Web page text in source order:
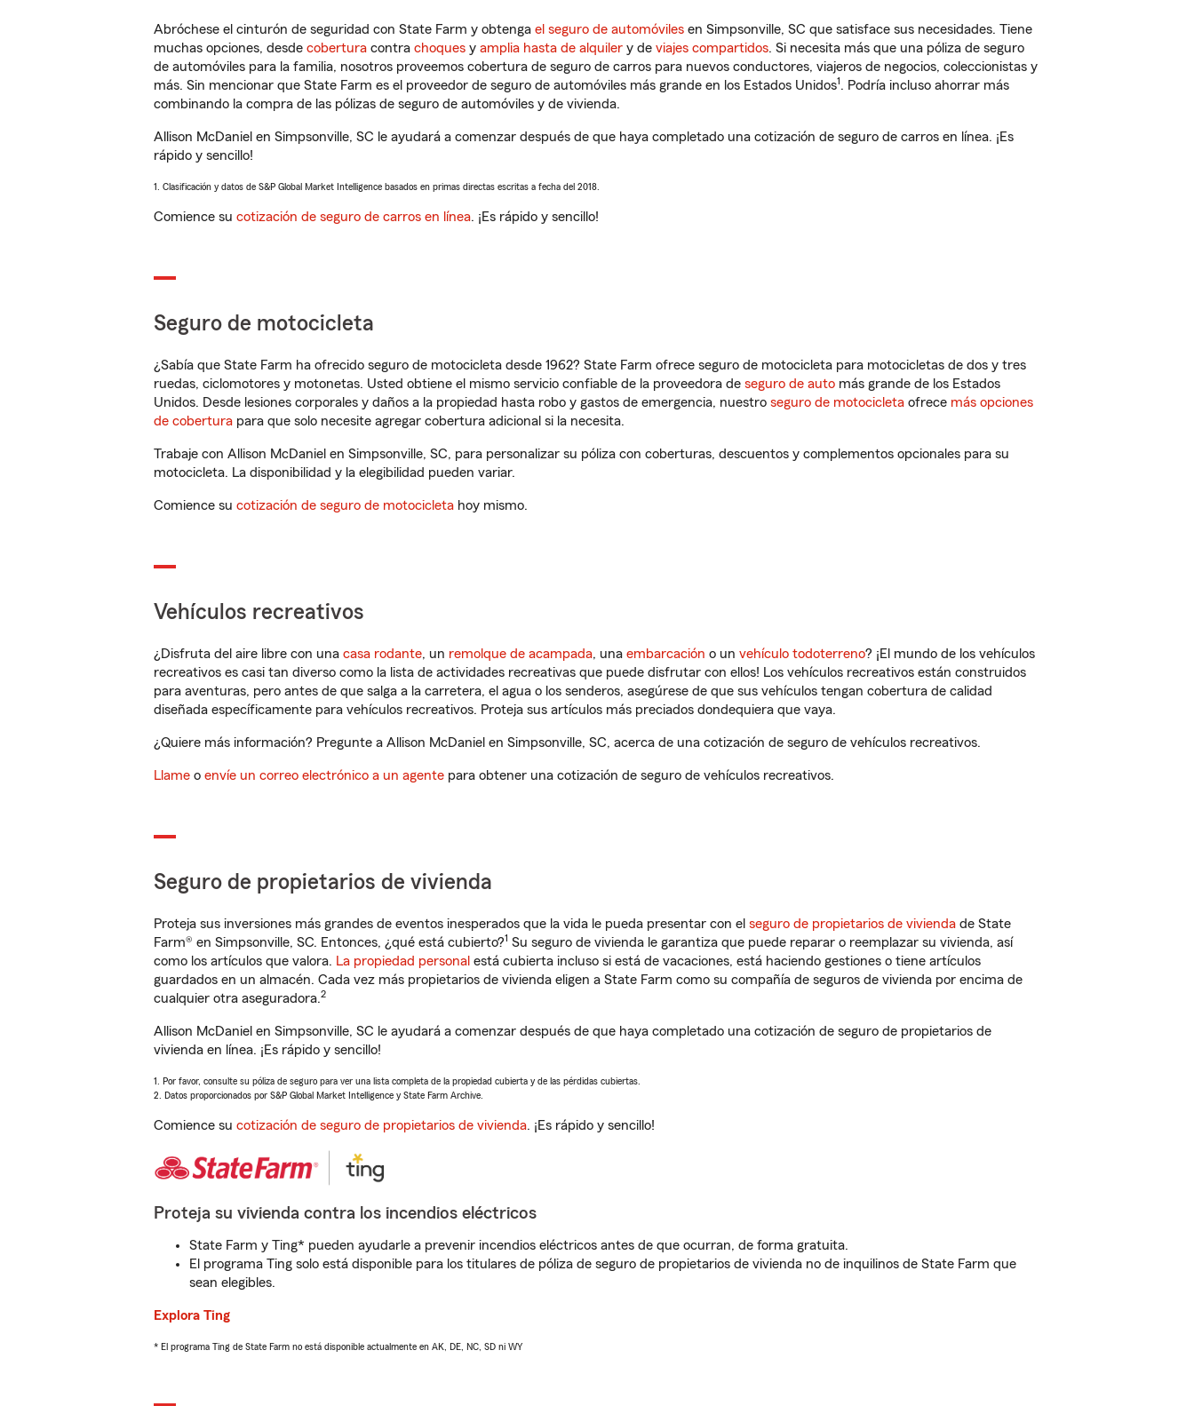
Abróchese el cinturón de seguridad con State Farm y obtenga el seguro de automóviles en Simpsonville, SC que satisface sus necesidades. Tiene
muchas opciones, desde cobertura contra choques y amplia hasta de alquiler y de viajes compartidos. Si necesita más que una póliza de seguro
de automóviles para la familia, nosotros proveemos cobertura de seguro de carros para nuevos conductores, viajeros de negocios, coleccionistas y
más. Sin mencionar que State Farm es el proveedor de seguro de automóviles más grande en los Estados Unidos1. Podría incluso ahorrar más
combinando la compra de las pólizas de seguro de automóviles y de vivienda.
Allison McDaniel en Simpsonville, SC le ayudará a comenzar después de que haya completado una cotización de seguro de carros en línea. ¡Es
rápido y sencillo!
1. Clasificación y datos de S&P Global Market Intelligence basados en primas directas escritas a fecha del 2018.
Comience su cotización de seguro de carros en línea. ¡Es rápido y sencillo!
Seguro de motocicleta
¿Sabía que State Farm ha ofrecido seguro de motocicleta desde 1962? State Farm ofrece seguro de motocicleta para motocicletas de dos y tres
ruedas, ciclomotores y motonetas. Usted obtiene el mismo servicio confiable de la proveedora de seguro de auto más grande de los Estados
Unidos. Desde lesiones corporales y daños a la propiedad hasta robo y gastos de emergencia, nuestro seguro de motocicleta ofrece más opciones
de cobertura para que solo necesite agregar cobertura adicional si la necesita.
Trabaje con Allison McDaniel en Simpsonville, SC, para personalizar su póliza con coberturas, descuentos y complementos opcionales para su
motocicleta. La disponibilidad y la elegibilidad pueden variar.
Comience su cotización de seguro de motocicleta hoy mismo.
Vehículos recreativos
¿Disfruta del aire libre con una casa rodante, un remolque de acampada, una embarcación o un vehículo todoterreno? ¡El mundo de los vehículos
recreativos es casi tan diverso como la lista de actividades recreativas que puede disfrutar con ellos! Los vehículos recreativos están construidos
para aventuras, pero antes de que salga a la carretera, el agua o los senderos, asegúrese de que sus vehículos tengan cobertura de calidad
diseñada específicamente para vehículos recreativos. Proteja sus artículos más preciados dondequiera que vaya.
¿Quiere más información? Pregunte a Allison McDaniel en Simpsonville, SC, acerca de una cotización de seguro de vehículos recreativos.
Llame o envíe un correo electrónico a un agente para obtener una cotización de seguro de vehículos recreativos.
Seguro de propietarios de vivienda
Proteja sus inversiones más grandes de eventos inesperados que la vida le pueda presentar con el seguro de propietarios de vivienda de State
Farm® en Simpsonville, SC. Entonces, ¿qué está cubierto?1 Su seguro de vivienda le garantiza que puede reparar o reemplazar su vivienda, así
como los artículos que valora. La propiedad personal está cubierta incluso si está de vacaciones, está haciendo gestiones o tiene artículos
guardados en un almacén. Cada vez más propietarios de vivienda eligen a State Farm como su compañía de seguros de vivienda por encima de
cualquier otra aseguradora.2
Allison McDaniel en Simpsonville, SC le ayudará a comenzar después de que haya completado una cotización de seguro de propietarios de
vivienda en línea. ¡Es rápido y sencillo!
1. Por favor, consulte su póliza de seguro para ver una lista completa de la propiedad cubierta y de las pérdidas cubiertas.
2. Datos proporcionados por S&P Global Market Intelligence y State Farm Archive.
Comience su cotización de seguro de propietarios de vivienda. ¡Es rápido y sencillo!
Proteja su vivienda contra los incendios eléctricos
State Farm y Ting* pueden ayudarle a prevenir incendios eléctricos antes de que ocurran, de forma gratuita.
El programa Ting solo está disponible para los titulares de póliza de seguro de propietarios de vivienda no de inquilinos de State Farm que
sean elegibles.
Explora Ting
* El programa Ting de State Farm no está disponible actualmente en AK, DE, NC, SD ni WY